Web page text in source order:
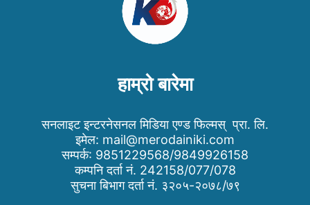
हाम्रो बारेमा
सनलाइट इन्टरनेसनल मिडिया एण्ड फिल्मस् प्रा. लि.
इमेल: mail@merodainiki.com
सम्पर्क: 9851229568/9849926158
कम्पनि दर्ता नं. 242158/077/078
सुचना बिभाग दर्ता नं. ३२०५-२०७८/७९